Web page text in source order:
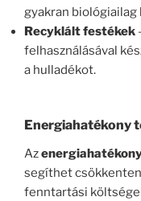
gyakran biológiailag
Recyklált festékek
felhasználásával
a hulladékot.
Energiahatékony
Az
segíthet
fenntartási